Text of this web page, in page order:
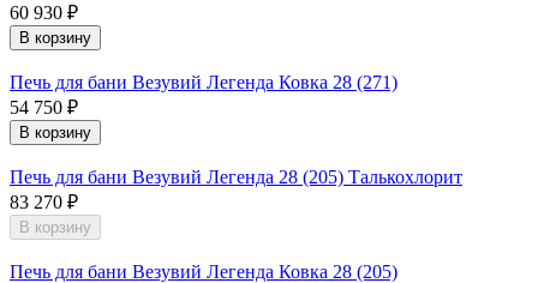
60 930 ₽
В корзину
Печь для бани Везувий Легенда Ковка 28 (271)
54 750 ₽
В корзину
Печь для бани Везувий Легенда 28 (205) Талькохлорит
83 270 ₽
В корзину
Печь для бани Везувий Легенда Ковка 28 (205)